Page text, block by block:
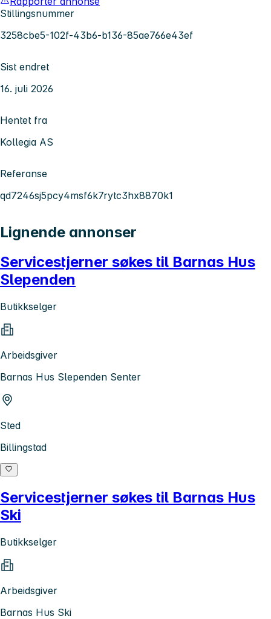
Stillingsnummer
3258cbe5-102f-43b6-b136-85ae766e43ef
Sist endret
16. juli 2026
Hentet fra
Kollegia AS
Referanse
qd7246sj5pcy4msf6k7rytc3hx8870k1
Lignende annonser
Servicestjerner søkes til Barnas Hus
Slependen
Butikkselger
Arbeidsgiver
Barnas Hus Slependen Senter
Sted
Billingstad
Servicestjerner søkes til Barnas Hus
Ski
Butikkselger
Arbeidsgiver
Barnas Hus Ski